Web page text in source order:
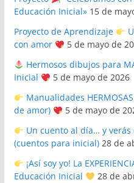
Educación Inicial» 15 de
Proyecto de Aprendizaje
con amor
5 de mayo de
Hermosos dibujos para
Inicial
5 de mayo de 2026
Manualidades
de amor)
5 de mayo de
Un cuento al día… y
(cuentos para inicial) 28 de
¡Así soy yo! La
Educación Inicial
28 de